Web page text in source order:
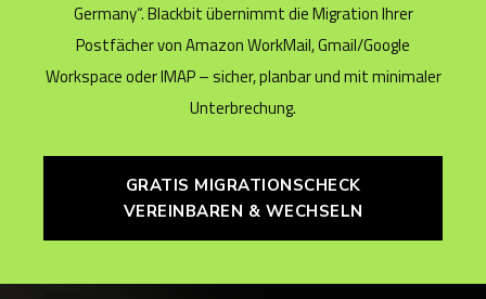
Germany“. Blackbit übernimmt die Migration Ihrer
Postfächer von Amazon WorkMail, Gmail/Google
Workspace oder IMAP ­­– sicher, planbar und mit minimaler
Unterbrechung.
GRATIS MIGRATIONSCHECK
VEREINBAREN & WECHSELN